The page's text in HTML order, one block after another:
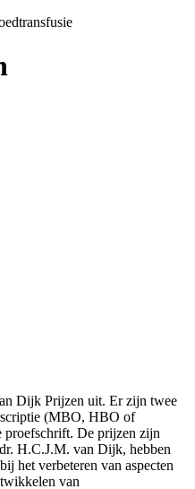
Dijk Prijzen uit. Er zijn twee
(MBO, HBO of
proefschrift. De prijzen zijn
H.C.J.M. van Dijk, hebben
het verbeteren van aspecten
van